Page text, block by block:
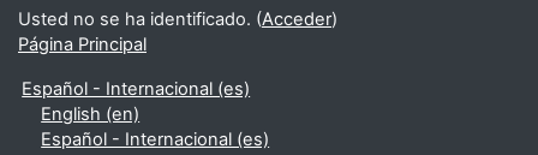
Usted no se ha identificado. (Acceder)
Página Principal
Español - Internacional ‎(es)‎
English ‎(en)‎
Español - Internacional ‎(es)‎